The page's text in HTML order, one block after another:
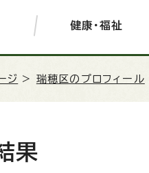
健康・福祉
ジ > 瑞穂区のプロフィール
果